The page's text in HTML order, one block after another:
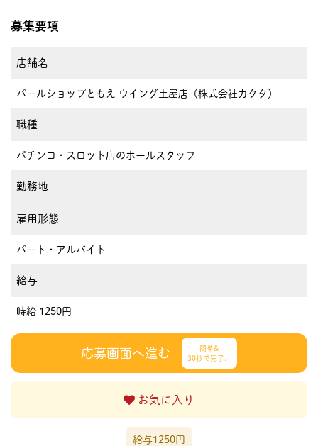
募集要項
店舗名
パールショップともえ ウイング土屋店（株式会社カクタ）
職種
パチンコ・スロット店のホールスタッフ
勤務地
雇用形態
パート・アルバイト
給与
時給 1250円
応募画面へ進む
簡単&
30秒で完了♩
お気に入り
給与1250円